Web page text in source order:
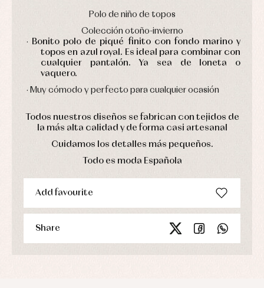
Polo de niño de topos
Colección otoño-invierno
·
Bonito polo de piqué finito con fondo marino y
topos en azul royal. Es ideal para combinar con
cualquier pantalón. Ya sea de loneta o
vaquero.
· Muy cómodo y perfecto para cualquier ocasión
Todos nuestros diseños se fabrican con tejidos de
la más alta calidad y de forma casi artesanal
Cuidamos los detalles más pequeños.
Todo es moda Española
Add favourite
Share
Underwear
Warm
clothing